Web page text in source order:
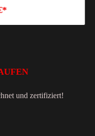
und zertifiziert!